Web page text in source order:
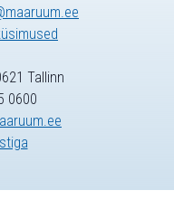
Tallinn
0600